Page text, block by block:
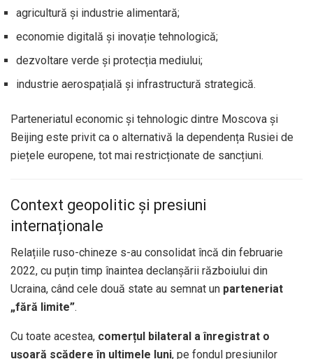
agricultură și industrie alimentară;
economie digitală și inovație tehnologică;
dezvoltare verde și protecția mediului;
industrie aerospațială și infrastructură strategică.
Parteneriatul economic și tehnologic dintre Moscova și
Beijing este privit ca o alternativă la dependența Rusiei de
piețele europene, tot mai restricționate de sancțiuni.
Context geopolitic și presiuni
internaționale
Relațiile ruso-chineze s-au consolidat încă din februarie
2022, cu puțin timp înaintea declanșării războiului din
Ucraina, când cele două state au semnat un parteneriat
„fără limite”.
Cu toate acestea, comerțul bilateral a înregistrat o
ușoară scădere în ultimele luni, pe fondul presiunilor